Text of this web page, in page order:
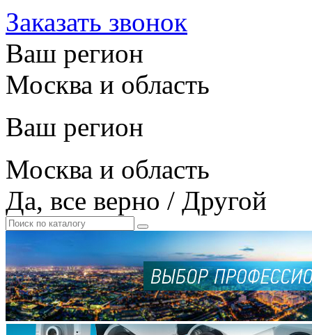
Заказать звонок
Ваш регион
Москва и область
Ваш регион
Москва и область
Да, все верно / Другой